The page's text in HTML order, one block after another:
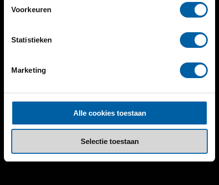
Voorkeuren
Statistieken
Marketing
Alle cookies toestaan
Selectie toestaan